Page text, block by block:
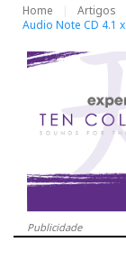
Home Artigos
Audio Note CD 4.1
Publicidade